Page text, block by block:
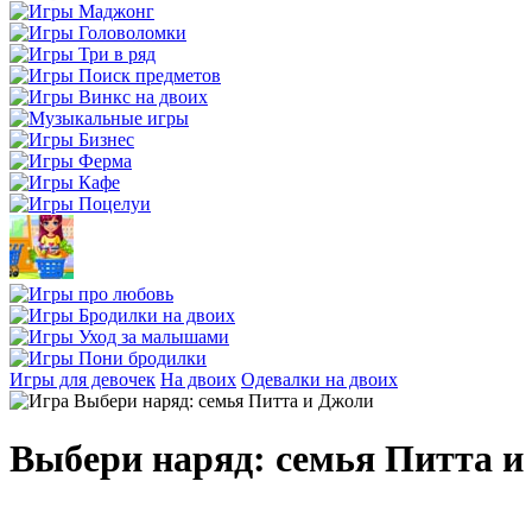
Игры для девочек На двоих Одевалки на двоих
Выбери наряд: семья Питта